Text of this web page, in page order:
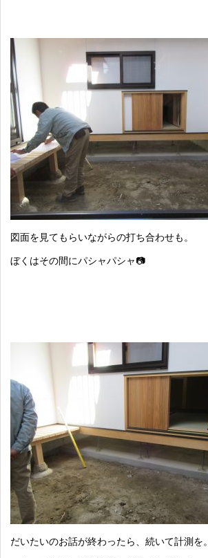
図面を見てもらいながらの打ち合わせも。
ぼくはその間にパシャパシャ📷
だいたいのお話が終わったら、続いて計測を。